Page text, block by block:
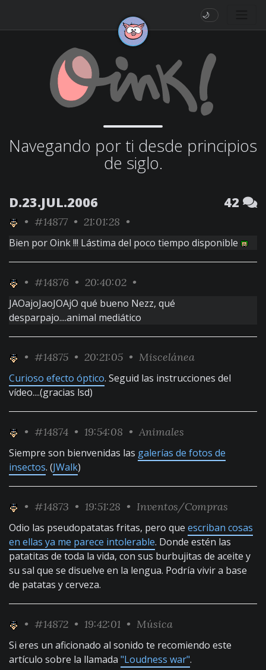
🌙
Navegando por ti desde principios
de siglo.
D.23.JUL.2006 42
• #14877 • 21:01:28 •
Bien por Oink !!! Lástima del poco tiempo disponible
• #14876 • 20:40:02 •
JAOajoJaoJOAjO qué bueno Nezz, qué
desparpajo....animal mediático
• #14875 • 20:21:05 • Miscelánea
Curioso efecto óptico. Seguid las instrucciones del
vídeo....(gracias lsd)
• #14874 • 19:54:08 • Animales
Siempre son bienvenidas las galerías de fotos de
insectos. (JWalk)
• #14873 • 19:51:28 • Inventos/Compras
Odio las pseudopatatas fritas, pero que escriban cosas
en ellas ya me parece intolerable. Donde estén las
patatitas de toda la vida, con sus burbujitas de aceite y
su sal que se disuelve en la lengua. Podría vivir a base
de patatas y cerveza.
• #14872 • 19:42:01 • Música
Si eres un aficionado al sonido te recomiendo este
artículo sobre la llamada "Loudness war".